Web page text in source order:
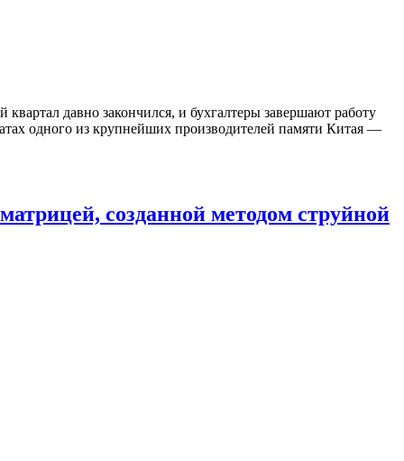
давно закончился, и бухгалтеры завершают работу
одного из крупнейших производителей памяти Китая —
созданной методом струйной